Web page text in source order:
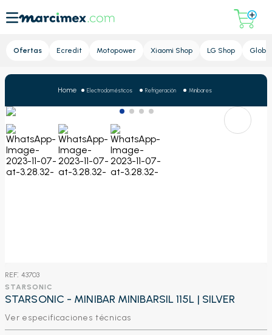
Ofertas Ecredit Motopower Xiaomi Shop LG Shop Global
Electrodomésticos Refrigeración Minibares
: 43703
STARSONIC
STARSONIC - MINIBAR MINIBARSIL 115L | SILVER
Ver especificaciones técnicas